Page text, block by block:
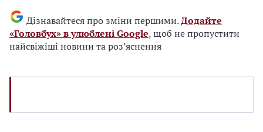
Дізнавайтеся про зміни першими.Додайте
«Головбух» в улюблені Google, щоб не пропустити
найсвіжіші новини та роз’яснення